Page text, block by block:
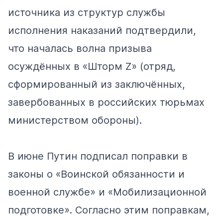
источника из структур службы
исполнения наказаний подтвердили,
что началась волна призыва
осуждённых в «Шторм Z» (отряд,
сформированный из заключённых,
завербованных в российских тюрьмах
министерством обороны).
В июне Путин подписал поправки в
законы о «Воинской обязанности и
военной службе» и «Мобилизационной
подготовке». Согласно этим поправкам,